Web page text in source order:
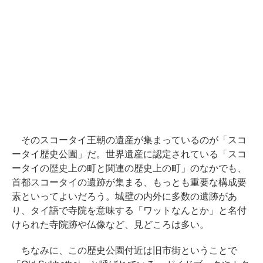
そのスコータイ王朝の遺産が集まっているのが「スコ
ータイ歴史公園」だ。世界遺産に認定されている「スコ
ータイの歴史上の町と関連の歴史上の町」のなかでも、
首都スコータイの遺跡が集まる、もっとも重要な構成要
素といってよいだろう。城壁の内外に多数の遺跡があ
り、タイ語で寺院を意味する「ワットなんとか」と名付
けられた寺院跡や仏像など、見どころは多い。
ちなみに、この歴史公園付近は旧市街ということで